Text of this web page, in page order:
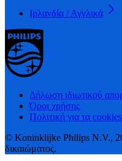
Ιρλανδία / Αγγλικά
Δήλωση ιδιωτικού
Όροι χρήσης
Πολιτική για τα cookies
© Koninklijke Philips N.V.,
δικαιώματος.